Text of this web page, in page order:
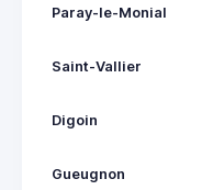
Paray-le-Monial
Saint-Vallier
Digoin
Gueugnon